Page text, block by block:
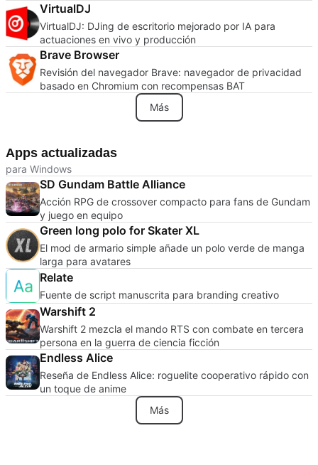
VirtualDJ
VirtualDJ: DJing de escritorio mejorado por IA para
actuaciones en vivo y producción
Brave Browser
Revisión del navegador Brave: navegador de privacidad
basado en Chromium con recompensas BAT
Más
Apps actualizadas
para Windows
SD Gundam Battle Alliance
Acción RPG de crossover compacto para fans de Gundam
y juego en equipo
Green long polo for Skater XL
El mod de armario simple añade un polo verde de manga
larga para avatares
Relate
Fuente de script manuscrita para branding creativo
Warshift 2
Warshift 2 mezcla el mando RTS con combate en tercera
persona en la guerra de ciencia ficción
Endless Alice
Reseña de Endless Alice: roguelite cooperativo rápido con
un toque de anime
Más